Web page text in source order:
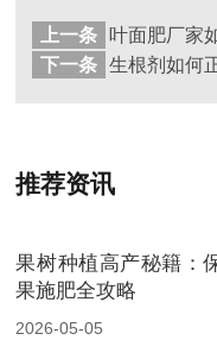
上一条
下一条
推荐资讯
果树种植高产秘籍：
果施肥全攻略
2026-05-05